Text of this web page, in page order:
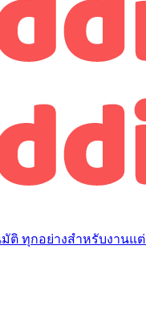
ติ ทุกอย่างสำหรับงานแ